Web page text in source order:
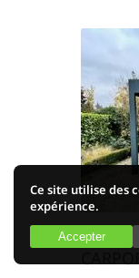
Ce site utilise des
expérience.
Accepter